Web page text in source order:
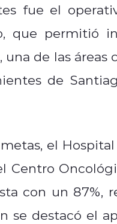
fue el
que permitió
de las áreas
de
el Hospital
Centro
con un 87%,
se destacó el